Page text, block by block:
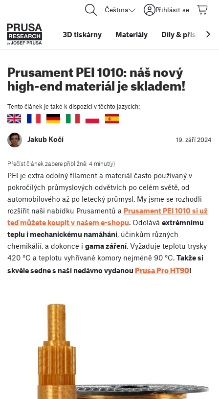
Čeština Přihlásit se
3D tiskárny Materiály Díly&
Prusament PEI 1010: náš nový
high-end materiál je skladem!
Tento článek je také k dispozici v těchto jazycích:
Jakub Kočí 19. září 2024
Přečíst článek zabere přibližně: 4 minut(y)
PEI je extra odolný filament a materiál často používaný v
pokročilých průmyslových odvětvích po celém světě, od
automobilového až po letecký průmysl. My jsme se rozhodli
rozšířit naši nabídku Prusamentů a Prusament PEI 1010 si už
teď můžete koupit v našem e-shopu. Odolává extrémnímu
teplu i mechanickému namáhání, účinkům různých
chemikálií, a dokonce i gama záření. Vyžaduje teplotu trysky
420 °C a teplotu vyhřívané komory nejméně 90 °C. Takže si
skvěle sedne s naší nedávno vydanou Prusa Pro HT90!